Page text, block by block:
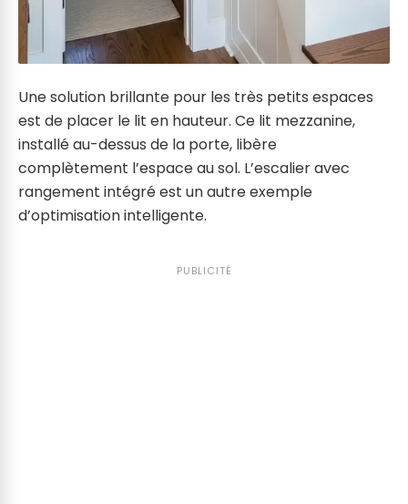
Une solution brillante pour les très petits espaces
est de placer le lit en hauteur. Ce lit mezzanine,
installé au-dessus de la porte, libère
complètement l’espace au sol. L’escalier avec
rangement intégré est un autre exemple
d’optimisation intelligente.
PUBLICITÉ